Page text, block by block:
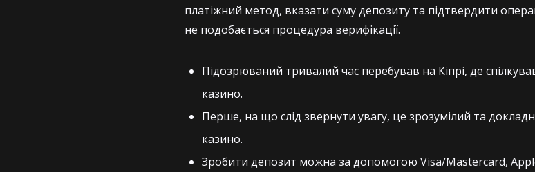
платіжний метод, вказати суму депозиту та підтвердити
не подобається процедура верифікації.
Підозрюваний тривалий час перебував на Кіпрі, де
казино.
Перше, на що слід звернути увагу, це зрозумілий та
казино.
Зробити депозит можна за допомогою Visa/Mastercard,